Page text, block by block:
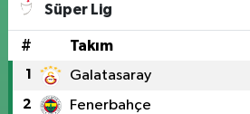
Süper Lig
# Takım
1 Galatasaray
2 Fenerbahçe